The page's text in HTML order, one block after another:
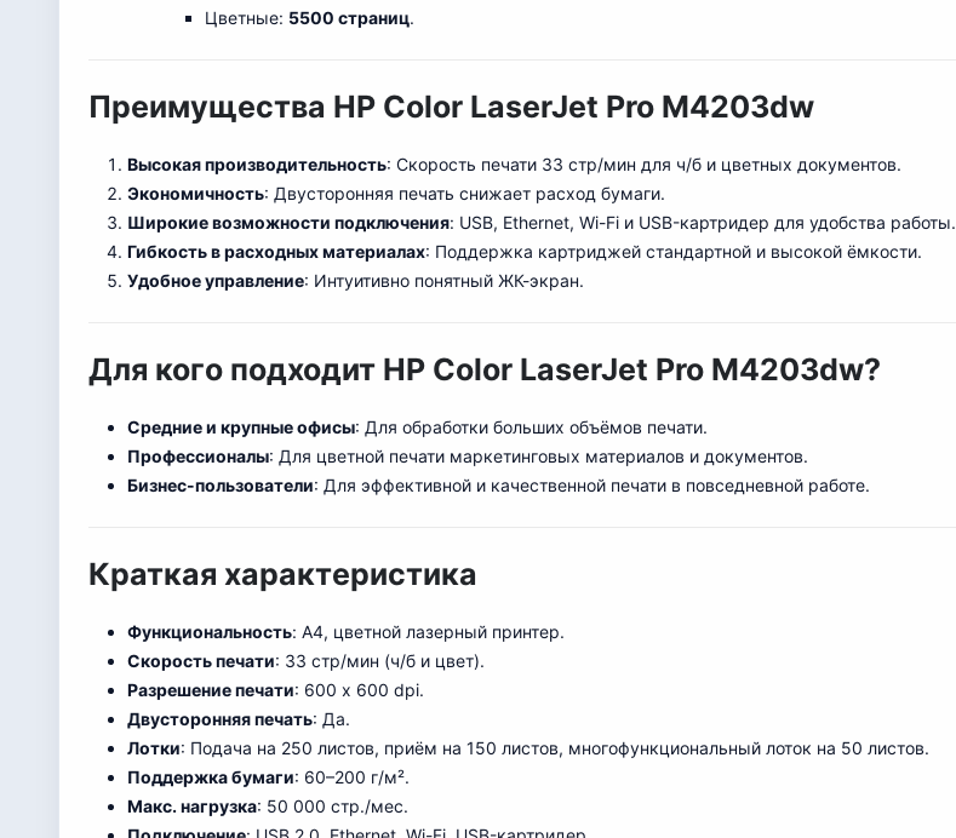
Цветные: 5500 страниц.
Преимущества HP Color LaserJet Pro M4203dw
Высокая производительность: Скорость печати 33 стр/мин для ч/б и цветных документов.
Экономичность: Двусторонняя печать снижает расход бумаги.
Широкие возможности подключения: USB, Ethernet, Wi-Fi и USB-картридер для удобства работы.
Гибкость в расходных материалах: Поддержка картриджей стандартной и высокой ёмкости.
Удобное управление: Интуитивно понятный ЖК-экран.
Для кого подходит HP Color LaserJet Pro M4203dw?
Средние и крупные офисы: Для обработки больших объёмов печати.
Профессионалы: Для цветной печати маркетинговых материалов и документов.
Бизнес-пользователи: Для эффективной и качественной печати в повседневной работе.
Краткая характеристика
Функциональность: A4, цветной лазерный принтер.
Скорость печати: 33 стр/мин (ч/б и цвет).
Разрешение печати: 600 x 600 dpi.
Двусторонняя печать: Да.
Лотки: Подача на 250 листов, приём на 150 листов, многофункциональный лоток на 50 листов.
Поддержка бумаги: 60–200 г/м².
Макс. нагрузка: 50 000 стр./мес.